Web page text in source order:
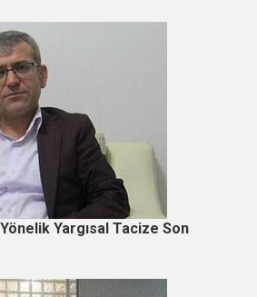
Yargısal Tacize Son